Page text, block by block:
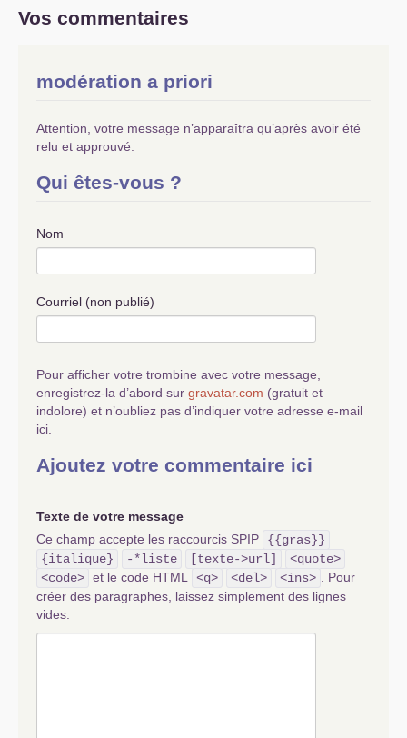
Vos commentaires
modération a priori
Attention, votre message n’apparaîtra qu’après avoir été
relu et approuvé.
Qui êtes-vous ?
Nom
Courriel (non publié)
Pour afficher votre trombine avec votre message,
enregistrez-la d’abord sur gravatar.com (gratuit et
indolore) et n’oubliez pas d’indiquer votre adresse e-mail
ici.
Ajoutez votre commentaire ici
Texte de votre message
Ce champ accepte les raccourcis SPIP
{{gras}}
{italique}
-*liste [texte->url]
<quote>
<code> et le code HTML <q> <del> <ins>
. Pour
créer des paragraphes, laissez simplement des lignes
vides.